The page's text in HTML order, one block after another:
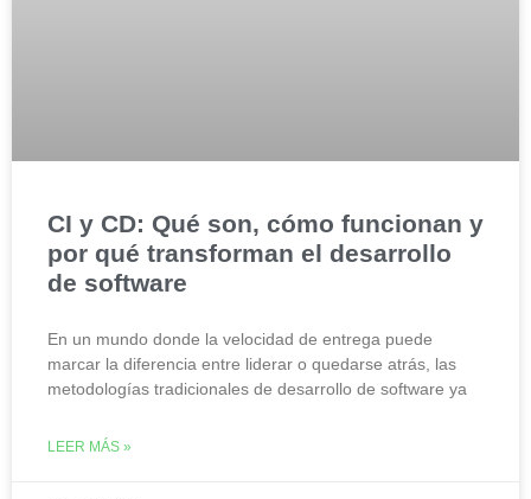
CI y CD: Qué son, cómo funcionan y
por qué transforman el desarrollo
de software
En un mundo donde la velocidad de entrega puede
marcar la diferencia entre liderar o quedarse atrás, las
metodologías tradicionales de desarrollo de software ya
LEER MÁS »